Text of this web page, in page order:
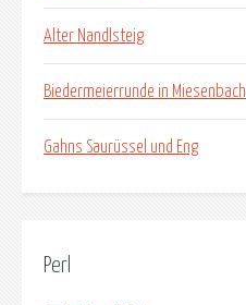
Alter Nandlsteig
Biedermeierrunde in Miesenbach
Gahns Saurüssel und Eng
Perl